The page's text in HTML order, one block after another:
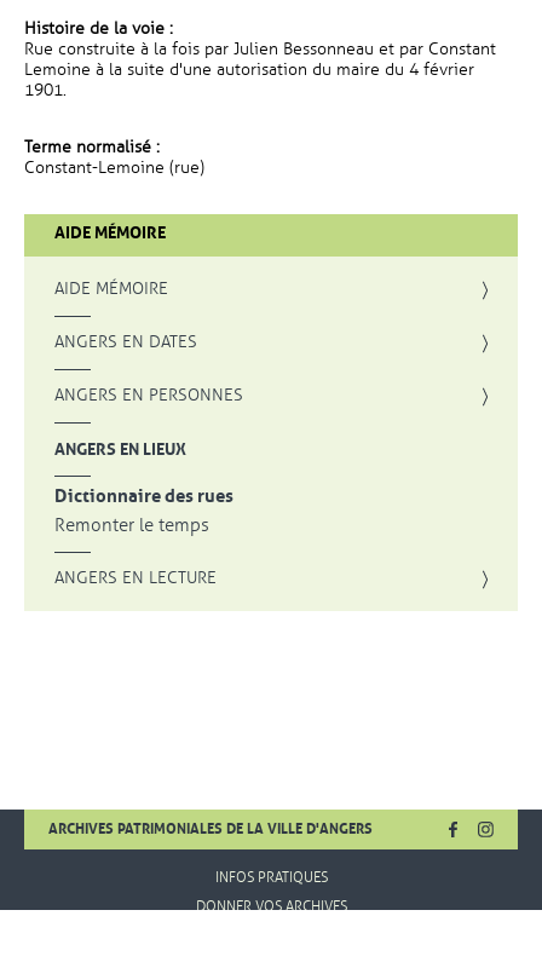
Histoire de la voie :
Rue construite à la fois par Julien Bessonneau et par Constant
Lemoine à la suite d'une autorisation du maire du 4 février
1901.
Terme normalisé :
Constant-Lemoine (rue)
AIDE MÉMOIRE
AIDE MÉMOIRE
ANGERS EN DATES
ANGERS EN PERSONNES
ANGERS EN LIEUX
Dictionnaire des rues
Remonter le temps
ANGERS EN LECTURE
ARCHIVES PATRIMONIALES DE LA VILLE D'ANGERS FACEBOOK
, OUVRE
,
INFOS PRATIQUES
DONNER VOS ARCHIVES